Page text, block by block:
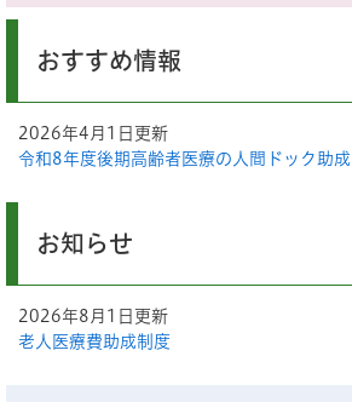
おすすめ情報
2026年4月1日更新
令和8年度後期高齢者医療の人間ドック助成
お知らせ
2026年8月1日更新
老人医療費助成制度